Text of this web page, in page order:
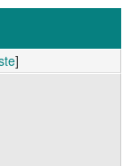
]